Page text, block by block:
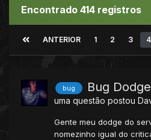
Encontrado 414 registros
ANTERIOR 1 2 3 4
bug Bug
uma questão postou
Gente meu dodge do
nomezinho igual do